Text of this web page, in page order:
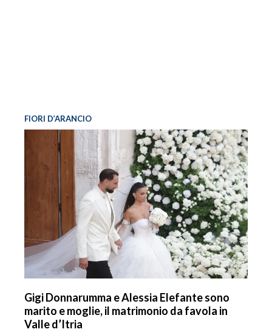
FIORI D’ARANCIO
Gigi Donnarumma e Alessia Elefante sono
marito e moglie, il matrimonio da favola in
Valle d’Itria